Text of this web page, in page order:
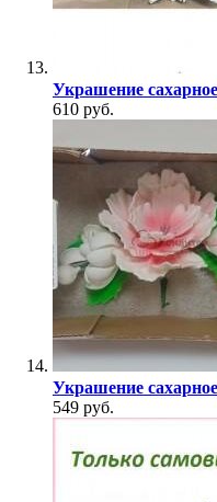
Украшение
610 руб.
Украшение
549 руб.